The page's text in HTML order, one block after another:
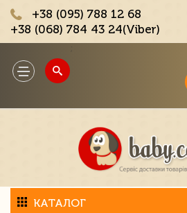
+38 (095) 788 12 68
+38 (068) 784 43 24(Viber)
Toggle
navigation
КАТАЛОГ